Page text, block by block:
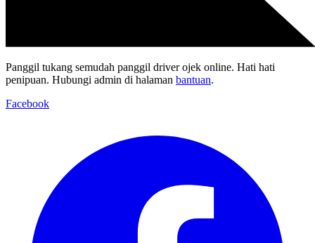
Panggil tukang semudah panggil driver ojek online. Hati hati
penipuan. Hubungi admin di halaman bantuan.
Facebook